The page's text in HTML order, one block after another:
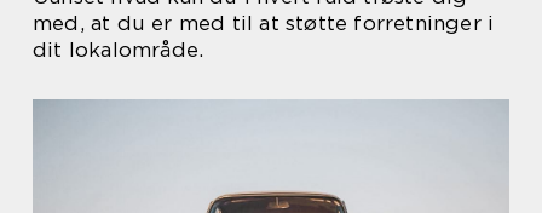
med, at du er med til at støtte forretninger i
dit lokalområde.